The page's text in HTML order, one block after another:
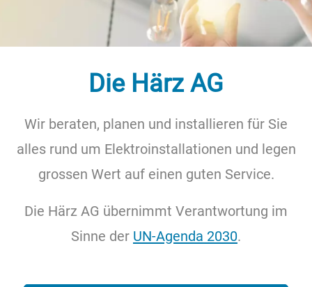
Kompetenzen
Über uns
Kontakt
Die Härz AG
Wir beraten, planen und installieren für Sie
alles rund um Elektroinstallationen und legen
grossen Wert auf einen guten Service.
Die Härz AG übernimmt Verantwortung im
Sinne der UN-Agenda 2030.